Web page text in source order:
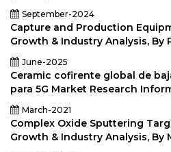
September-2024
Capture and Production
Growth & Industry Analysis, By
June-2025
Ceramic cofirente global de
para 5G Market Research
March-2021
Complex Oxide Sputtering
Growth & Industry Analysis, By